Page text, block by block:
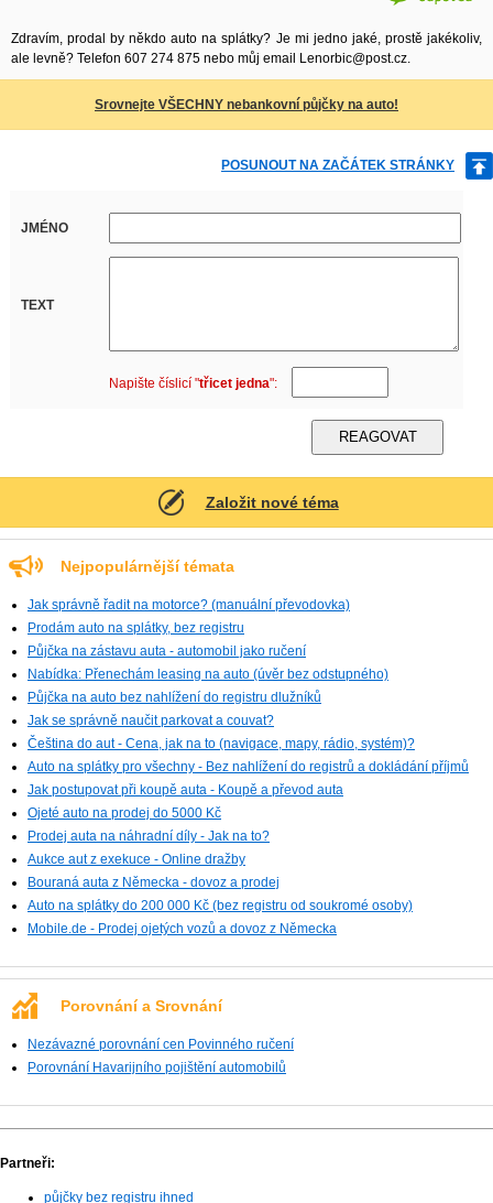
Zdravím, prodal by někdo auto na splátky? Je mi jedno jaké, prostě jakékoliv,
ale levně? Telefon 607 274 875 nebo můj email Lenorbic@post.cz.
Srovnejte VŠECHNY nebankovní půjčky na auto!
POSUNOUT NA ZAČÁTEK STRÁNKY
JMÉNO
TEXT
Napište číslicí "třicet jedna":
Založit nové téma
Nejpopulárnější témata
Jak správně řadit na motorce? (manuální převodovka)
Prodám auto na splátky, bez registru
Půjčka na zástavu auta - automobil jako ručení
Nabídka: Přenechám leasing na auto (úvěr bez odstupného)
Půjčka na auto bez nahlížení do registru dlužníků
Jak se správně naučit parkovat a couvat?
Čeština do aut - Cena, jak na to (navigace, mapy, rádio, systém)?
Auto na splátky pro všechny - Bez nahlížení do registrů a dokládání příjmů
Jak postupovat při koupě auta - Koupě a převod auta
Ojeté auto na prodej do 5000 Kč
Prodej auta na náhradní díly - Jak na to?
Aukce aut z exekuce - Online dražby
Bouraná auta z Německa - dovoz a prodej
Auto na splátky do 200 000 Kč (bez registru od soukromé osoby)
Mobile.de - Prodej ojetých vozů a dovoz z Německa
Porovnání a Srovnání
Nezávazné porovnání cen Povinného ručení
Porovnání Havarijního pojištění automobilů
Partneři:
půjčky bez registru ihned